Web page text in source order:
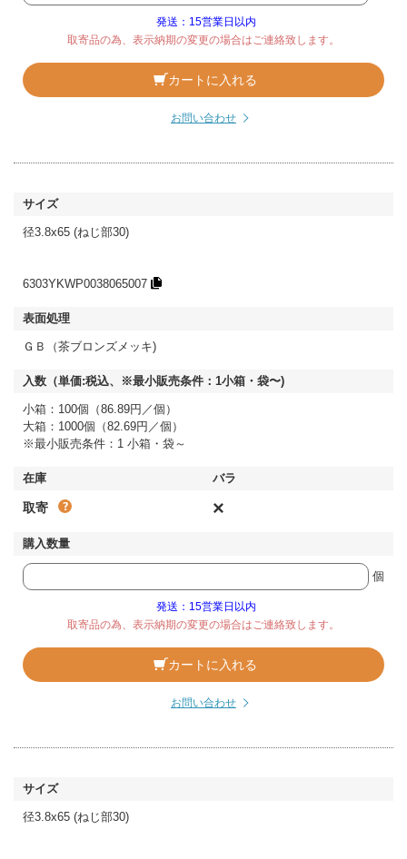
発送：15営業日以内
取寄品の為、表示納期の変更の場合はご連絡致します。
カートに入れる
お問い合わせ
径3.8x65 (ねじ部30)
6303YKWP0038065007
ＧＢ（茶ブロンズメッキ)
小箱：100個（86.89円／個）
大箱：1000個（82.69円／個）
※最小販売条件：1 小箱・袋～
取寄 ×
個
発送：15営業日以内
取寄品の為、表示納期の変更の場合はご連絡致します。
カートに入れる
お問い合わせ
径3.8x65 (ねじ部30)